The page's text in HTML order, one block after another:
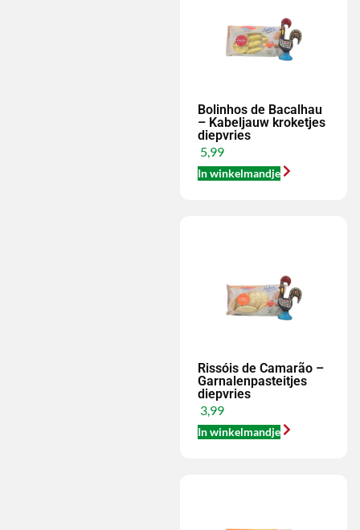
Bolinhos de Bacalhau
– Kabeljauw kroketjes
diepvries
5,99
In winkelmandje
Rissóis de Camarão –
Garnalenpasteitjes
diepvries
3,99
In winkelmandje